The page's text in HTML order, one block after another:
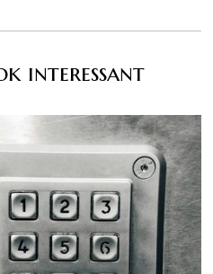
interessant